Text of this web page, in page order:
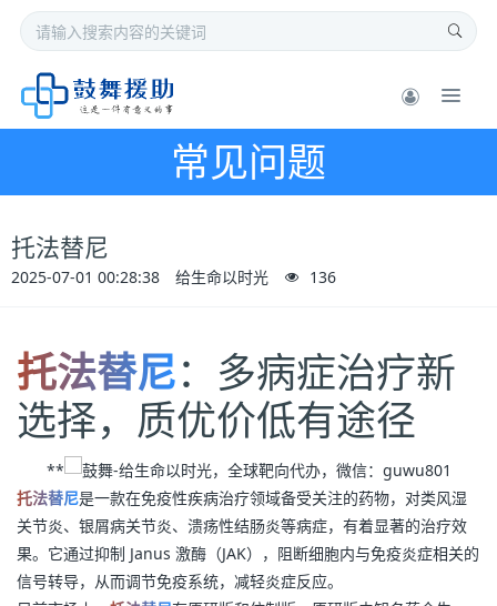
常见问题
托法替尼
2025-07-01 00:28:38 给生命以时光 136
托法替尼：多病症治疗新
选择，质优价低有途径
**
托法替尼是一款在免疫性疾病治疗领域备受关注的药物，对类风湿
关节炎、银屑病关节炎、溃疡性结肠炎等病症，有着显著的治疗效
果。它通过抑制 Janus 激酶（JAK），阻断细胞内与免疫炎症相关的
信号转导，从而调节免疫系统，减轻炎症反应。